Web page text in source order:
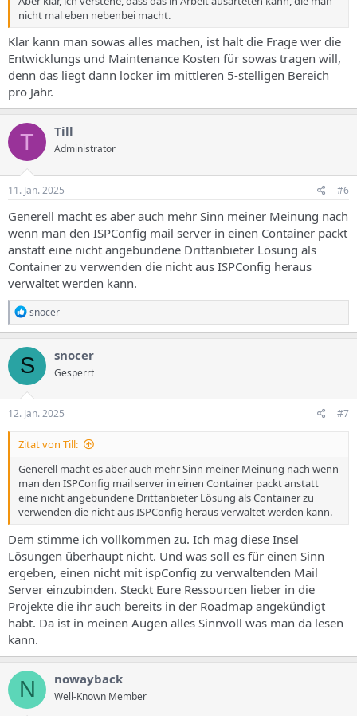
nicht mal eben nebenbei macht.
Klar kann man sowas alles machen, ist halt die Frage wer die
Entwicklungs und Maintenance Kosten für sowas tragen will,
denn das liegt dann locker im mittleren 5-stelligen Bereich
pro Jahr.
T Till
Administrator
11. Jan. 2025 #6
Generell macht es aber auch mehr Sinn meiner Meinung nach
wenn man den ISPConfig mail server in einen Container packt
anstatt eine nicht angebundene Drittanbieter Lösung als
Container zu verwenden die nicht aus ISPConfig heraus
verwaltet werden kann.
R
e
a
k
t
i
o
n
e
snocer
S snocer
Gesperrt
12. Jan. 2025 #7
Zitat von Till:
Generell macht es aber auch mehr Sinn meiner Meinung nach wenn
man den ISPConfig mail server in einen Container packt anstatt
eine nicht angebundene Drittanbieter Lösung als Container zu
verwenden die nicht aus ISPConfig heraus verwaltet werden kann.
Dem stimme ich vollkommen zu. Ich mag diese Insel
Lösungen überhaupt nicht. Und was soll es für einen Sinn
ergeben, einen nicht mit ispConfig zu verwaltenden Mail
Server einzubinden. Steckt Eure Ressourcen lieber in die
Projekte die ihr auch bereits in der Roadmap angekündigt
habt. Da ist in meinen Augen alles Sinnvoll was man da lesen
kann.
N nowayback
Well-Known Member